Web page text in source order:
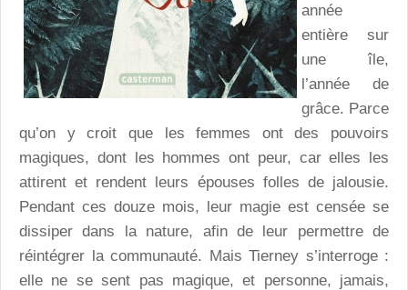
année
entière sur
une île,
l’année de
grâce. Parce
qu’on y croit que les femmes ont des pouvoirs
magiques, dont les hommes ont peur, car elles les
attirent et rendent leurs épouses folles de jalousie.
Pendant ces douze mois, leur magie est censée se
dissiper dans la nature, afin de leur permettre de
réintégrer la communauté. Mais Tierney s’interroge :
elle ne se sent pas magique, et personne, jamais,